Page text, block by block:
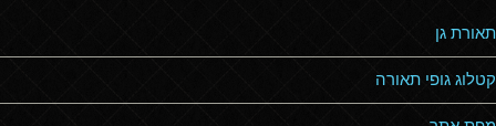
תאורת גן
קטלוג גופי תאורה